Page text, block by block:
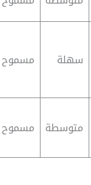
سهلة مسموح
متوسطة مسموح